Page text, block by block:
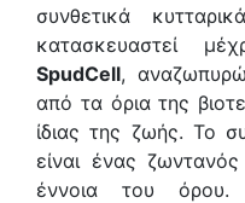
συνθετικά
κατασκευαστεί
SpudCell,
από τα όρια της
ίδιας της ζωής. Το
είναι ένας
έννοια του όρου.